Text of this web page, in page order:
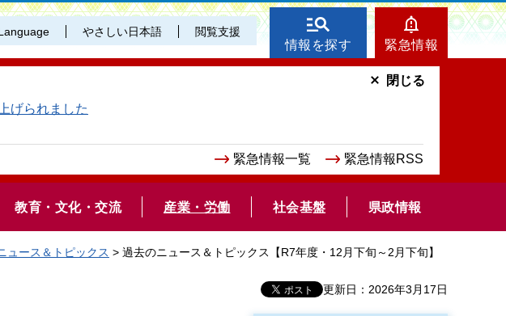
やさしい日本語 閲覧支援
情報を探す 緊急情報
げられました
緊急情報一覧 緊急情報RSS
閉じる
教育・文化・交流 産業・労働 社会基盤 県政情報
ュース＆トピックス > 過去のニュース＆トピックス【R7年度・12月下旬～2月下旬】
更新日：2026年3月17日